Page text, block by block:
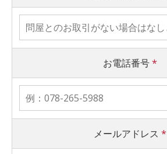
お電話番号*
メールアドレス*